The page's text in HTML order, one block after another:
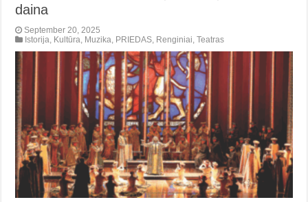
daina
September 20, 2025
Istorija Kultūra Muzika PRIEDAS Renginiai ,Teatras